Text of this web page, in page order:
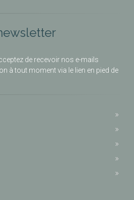
de recevoir nos e-mails
à tout moment via le lien en pied de